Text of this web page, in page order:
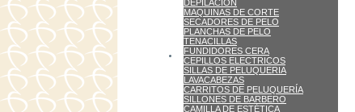
DEPILACION
MAQUINAS DE CORTE
SECADORES DE PELO
PLANCHAS DE PELO
TENACILLAS
FUNDIDORES CERA
CEPILLOS ELECTRICOS
SILLAS DE PELUQUERIA
LAVACABEZAS
CARRITOS DE PELUQUERÍA
SILLONES DE BARBERO
CAMILLA DE ESTÉTICA